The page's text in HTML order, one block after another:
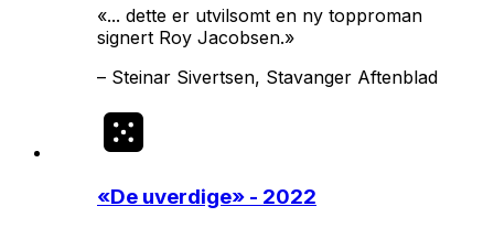
«... dette er utvilsomt en ny topproman
signert Roy Jacobsen.»
– Steinar Sivertsen, Stavanger Aftenblad
«De uverdige» - 2022